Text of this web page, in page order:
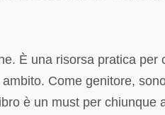
È una risorsa pratica per
Come genitore,
è un must per chiunque